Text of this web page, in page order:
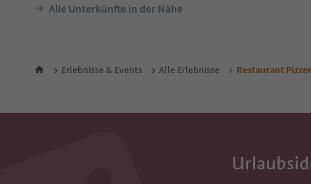
Alle Unterkünfte in der Nähe
Erlebnisse & Events Alle Erlebnisse Restaurant